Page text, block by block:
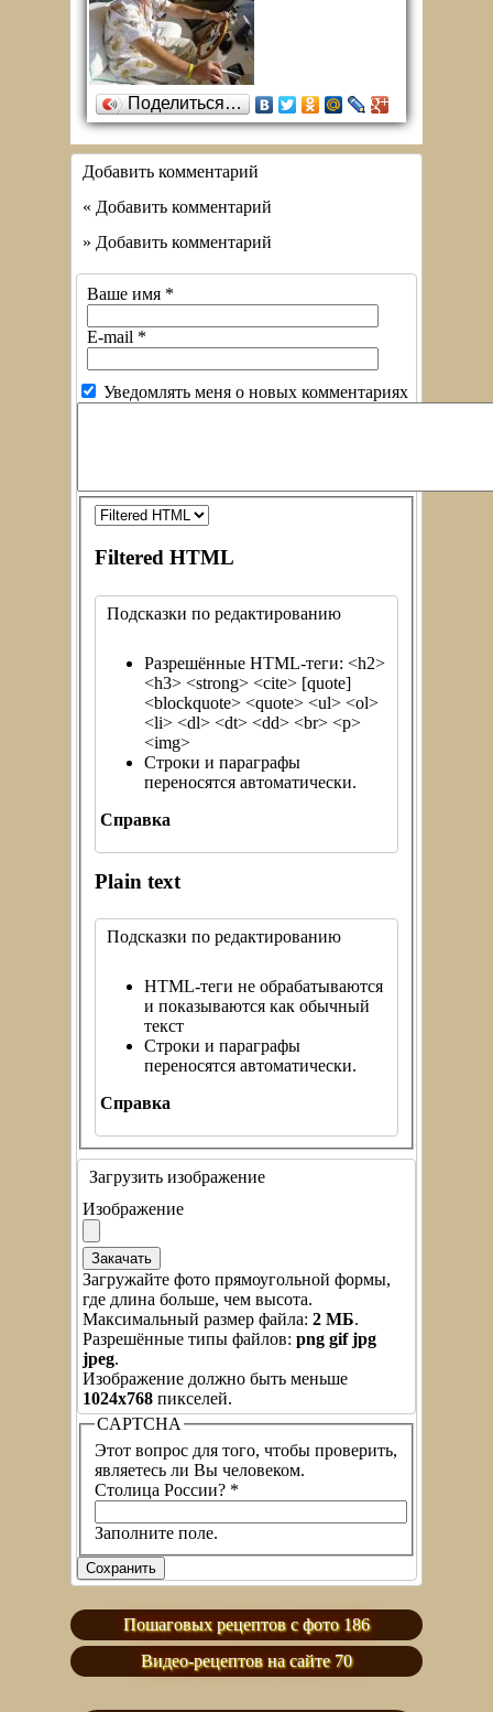
Поделиться…
Добавить комментарий
« Добавить комментарий
» Добавить комментарий
Ваше имя *
E-mail *
Уведомлять меня о новых комментариях
Filtered HTML
Подсказки по редактированию
Разрешённые HTML-теги: <h2>
<h3> <strong> <cite> [quote]
<blockquote> <quote> <ul> <ol>
<li> <dl> <dt> <dd> <br> <p>
<img>
Строки и параграфы
переносятся автоматически.
Справка
Plain text
Подсказки по редактированию
HTML-теги не обрабатываются
и показываются как обычный
текст
Строки и параграфы
переносятся автоматически.
Справка
Загрузить изображение
Изображение
Загружайте фото прямоугольной формы,
где длина больше, чем высота.
Максимальный размер файла: 2 МБ.
Разрешённые типы файлов: png gif jpg
jpeg.
Изображение должно быть меньше
1024x768 пикселей.
CAPTCHA
Этот вопрос для того, чтобы проверить,
являетесь ли Вы человеком.
Столица России? *
Заполните поле.
Пошаговых рецептов с фото 186
Видео-рецептов на сайте 70